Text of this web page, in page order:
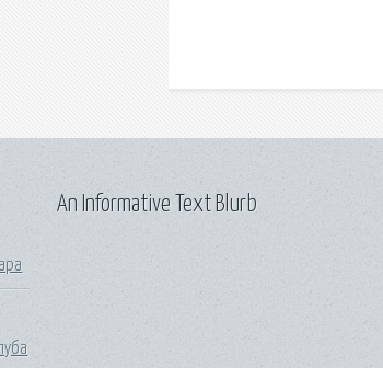
An Informative Text Blurb